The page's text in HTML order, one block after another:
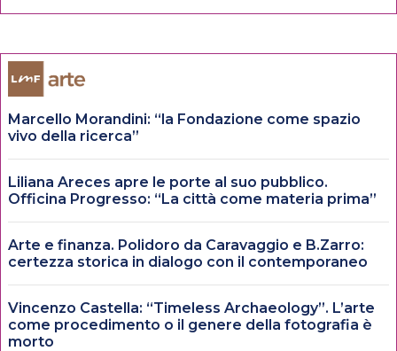
Marcello Morandini: “la Fondazione come spazio
vivo della ricerca”
Liliana Areces apre le porte al suo pubblico.
Officina Progresso: “La città come materia prima”
Arte e finanza. Polidoro da Caravaggio e B.Zarro:
certezza storica in dialogo con il contemporaneo
Vincenzo Castella: “Timeless Archaeology”. L’arte
come procedimento o il genere della fotografia è
morto